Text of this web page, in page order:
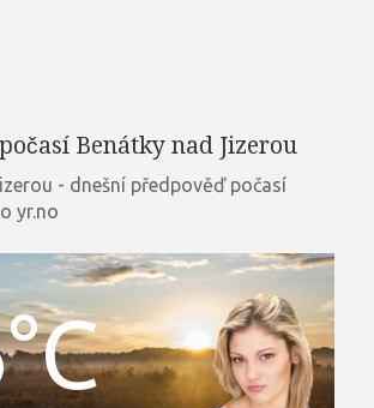
Benátky nad Jizerou
- dnešní předpověď počasí
yr.no